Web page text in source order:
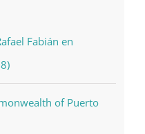
Fabián en
of Puerto